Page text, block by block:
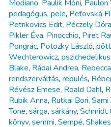
Modiano, Paulik Móni, Paulon
pedagógus, pele, Peťovská
Petrikovics Edit, Péczely Dóra
Pikler Éva, Pinocchio, Piret
Pongrác, Potozky László,
Wechterowicz, pszichedelikus,
Blake, Rádai Andrea,
rendszerváltás, repülés,
Révész Emese, Roald Dahl,
Rubik Anna, Rutkai Bori, Sami
Tone, sárga, sárkány, Schmidt
könyv, semmi, Sempé,